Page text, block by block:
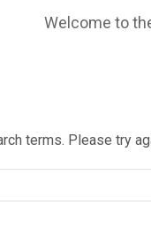
Welcome to
terms. Please try